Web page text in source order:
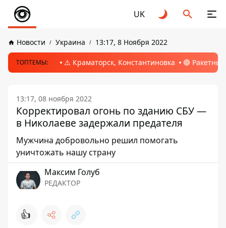
UK
Новости Украина 13:17, 8 Ноября 2022
ТОПТЕМЫ: ⚠️ Краматорск, Константиновка 🔴
13:17, 08 ноября 2022
Корректировал огонь по зданию СБУ —
в Николаеве задержали предателя
Мужчина добровольно решил помогать
уничтожать нашу страну
Максим Голуб
РЕДАКТОР
👍